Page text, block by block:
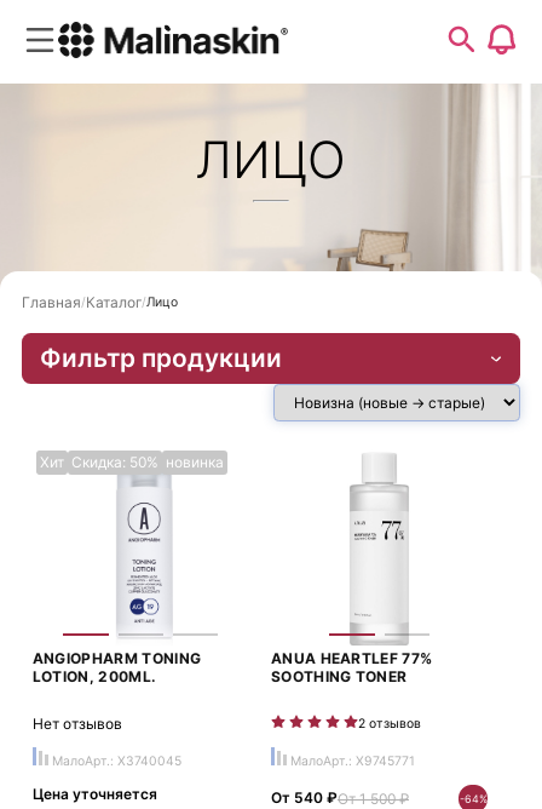
ЛИЦО
Главная Каталог Лицо
Фильтр продукции
Хит Скидка: 50% новинка
ANGIOPHARM TONING
LOTION, 200ML.
Нет отзывов
МалоАрт.: X3740045
Цена уточняется
ANUA HEARTLEF 77%
SOOTHING TONER
2 отзывов
МалоАрт.: X9745771
От 540 ₽От 1 500 ₽ -64%